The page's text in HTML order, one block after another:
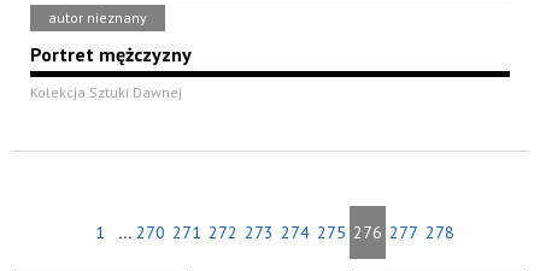
autor nieznany
Portret mężczyzny
Kolekcja Sztuki Dawnej
1 ... 270 271 272 273 274 275 276 277 278